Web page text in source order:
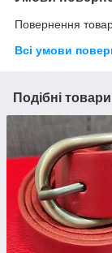
Повернення
Всі умови
Подібні